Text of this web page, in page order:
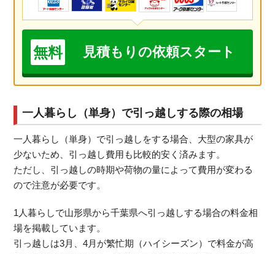
無料 見積もりの依頼スタート
一人暮らし（単身）で引っ越しする際の相場
一人暮らし（単身）で引っ越しをする場合、大型の家具が
少ないため、引っ越し費用も比較的安く済みます。
ただし、引っ越しの時期や荷物の量によって費用が変わる
ので注意が必要です。
1人暮らしで山形県から千葉県へ引っ越しする場合の料金相
場を掲載しています。
引っ越しは3月、4月が繁忙期（ハイシーズン）で料金が高